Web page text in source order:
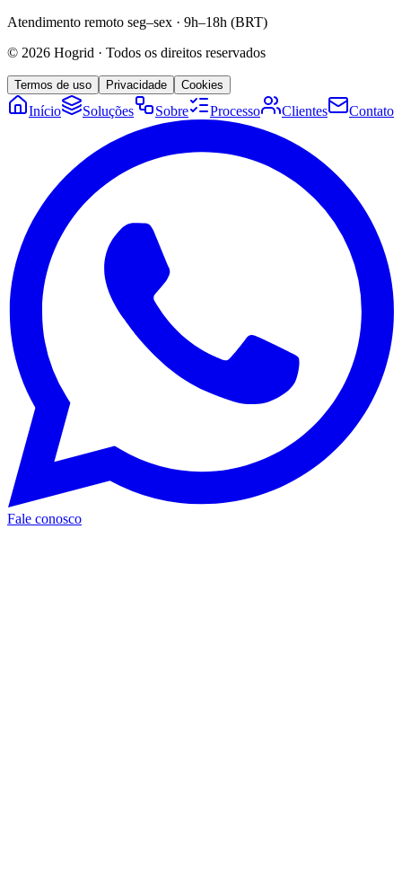
Atendimento remoto seg–sex · 9h–18h (BRT)
© 2026 Hogrid · Todos os direitos reservados
Termos de uso Privacidade Cookies
Início Soluções Sobre Processo Clientes Contato
Fale conosco